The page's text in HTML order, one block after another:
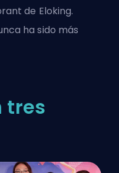
de Eloking.
ha sido más
tres